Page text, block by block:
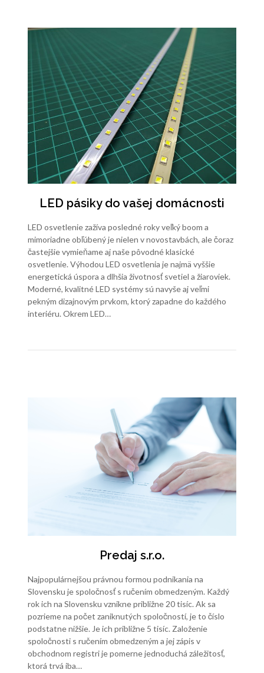
LED pásiky do vašej domácnosti
LED osvetlenie zažíva posledné roky veľký boom a
mimoriadne obľúbený je nielen v novostavbách, ale čoraz
častejšie vymieňame aj naše pôvodné klasické
osvetlenie. Výhodou LED osvetlenia je najmä vyššie
energetická úspora a dlhšia životnosť svetiel a žiaroviek.
Moderné, kvalitné LED systémy sú navyše aj veľmi
pekným dizajnovým prvkom, ktorý zapadne do každého
interiéru. Okrem LED…
Predaj s.r.o.
Najpopulárnejšou právnou formou podnikania na
Slovensku je spoločnosť s ručením obmedzeným. Každý
rok ich na Slovensku vznikne približne 20 tisíc. Ak sa
pozrieme na počet zaniknutých spoločností, je to číslo
podstatne nižšie. Je ich približne 5 tisíc. Založenie
spoločnosti s ručením obmedzeným a jej zápis v
obchodnom registri je pomerne jednoduchá záležitosť,
ktorá trvá iba…